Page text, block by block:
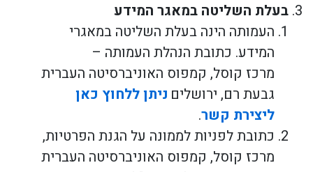
בעלת השליטה במאגר המידע
העמותה הינה בעלת השליטה במאגרי
המידע. כתובת הנהלת העמותה –
מרכז קוסל, קמפוס האוניברסיטה העברית
גבעת רם, ירושלים ניתן ללחוץ כאן
ליצירת קשר.
כתובת לפניות לממונה על הגנת הפרטיות,
מרכז קוסל, קמפוס האוניברסיטה העברית